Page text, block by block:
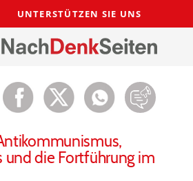
UNTERSTÜTZEN SIE UNS
die Fortführung im